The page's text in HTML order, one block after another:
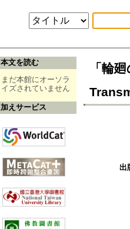
本文を読む
まだ本館にオーソラ
イズされていません
加えサービス
「輪
出